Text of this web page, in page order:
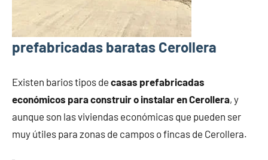
prefabricadas baratas Cerollera
Existen barios tipos de casas prefabricadas
económicos para construir o instalar en Cerollera, y
aunque son las viviendas económicas que pueden ser
muy útiles para zonas de campos o fincas de Cerollera.